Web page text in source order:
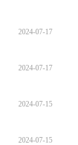
2024-07-17
2024-07-17
2024-07-15
2024-07-15